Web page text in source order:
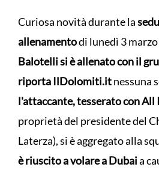
Curiosa novità durante la
allenamentodi lunedì 3 marzo
Balotelli si è allenato con il
riporta IlDolomiti.itnessuna
l'attaccante, tesserato con
proprietà del presidente del
Laterza), si è aggregato alla
è riuscito a volare a Dubaia